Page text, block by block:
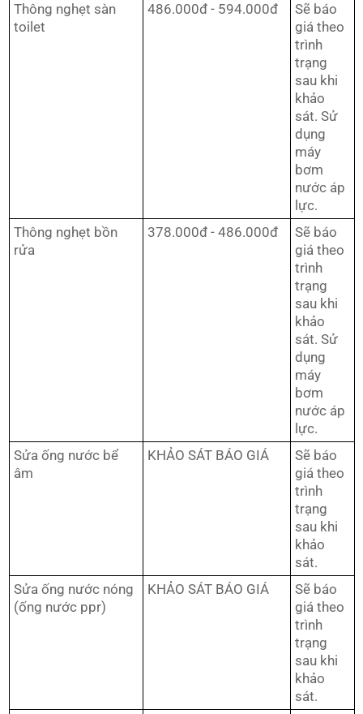
Thông nghẹt sàn
toilet
486.000đ - 594.000đ
Sẽ báo
giá theo
trình
trạng
sau khi
khảo
sát. Sử
dụng
máy
bơm
nước áp
lực.
Thông nghẹt bồn
rửa
378.000đ - 486.000đ
Sẽ báo
giá theo
trình
trạng
sau khi
khảo
sát. Sử
dụng
máy
bơm
nước áp
lực.
Sửa ống nước bể
âm
KHẢO SÁT BÁO GIÁ
Sẽ báo
giá theo
trình
trạng
sau khi
khảo
sát.
Sửa ống nước nóng
(ống nước ppr)
KHẢO SÁT BÁO GIÁ
Sẽ báo
giá theo
trình
trạng
sau khi
khảo
sát.